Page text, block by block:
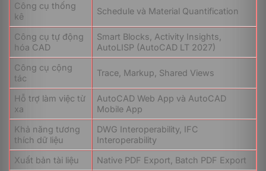
Nhân đồ họa
& Tọa độ
Vector
động tuyệt đối; xử lý
mượt mà các thao tác
Align,Arraytrên bản
vẽ lớn mà không bị
giật lag.
Annotation &
Associative
Dimensions
Tự động nhận diện và
điều chỉnh tỷ lệ chữ,
đường gióng, mũi tên
(Viewport) hiện hành
khi thay đổi tỷ lệ in ấn.
Tích hợp hàm logic,
bảng tra cứu (Lookup
Công cụ thống
kê
Schedule và Material Quantification
Công cụ tự động
hóa CAD
Smart Blocks, Activity Insights,
AutoLISP (AutoCAD LT 2027)
Công cụ cộng
tác
Trace, Markup, Shared Views
Hỗ trợ làm việc từ
xa
AutoCAD Web App và AutoCAD
Mobile App
Khả năng tương
thích dữ liệu
DWG Interoperability, IFC
Interoperability
Xuất bản tài liệu
Native PDF Export, Batch PDF Export